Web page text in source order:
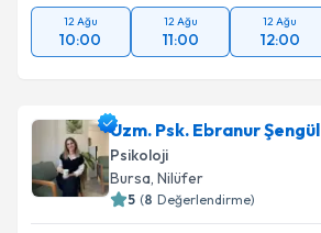
12 Ağu
10:00
12 Ağu
11:00
12 Ağu
12:00
Uzm. Psk. Ebranur Şengül
Psikoloji
Bursa, Nilüfer
5 (8 Değerlendirme)